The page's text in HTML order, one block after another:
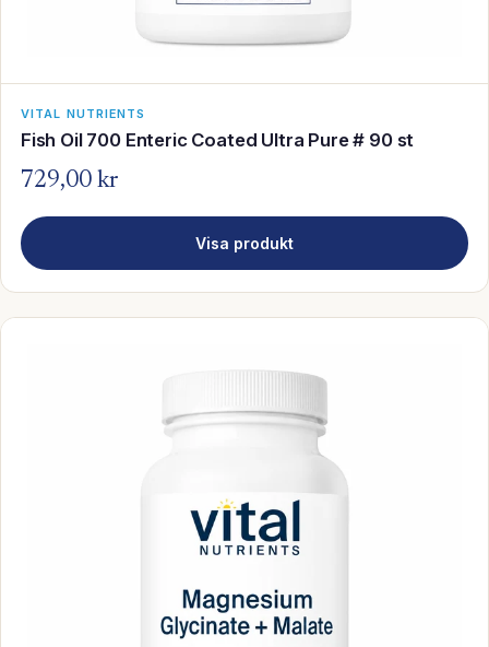
VITAL NUTRIENTS
Fish Oil 700 Enteric Coated Ultra Pure # 90 st
729,00 kr
Visa produkt